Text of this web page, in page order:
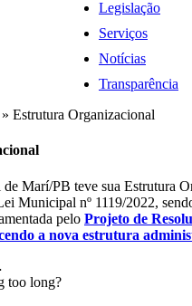
Legislação
Serviços
Notícias
Transparência
» Estrutura Organizacional
Marí/PB teve sua Estrutura
Municipal nº 1119/2022,
pelo Projeto de
a nova estrutura
too long?